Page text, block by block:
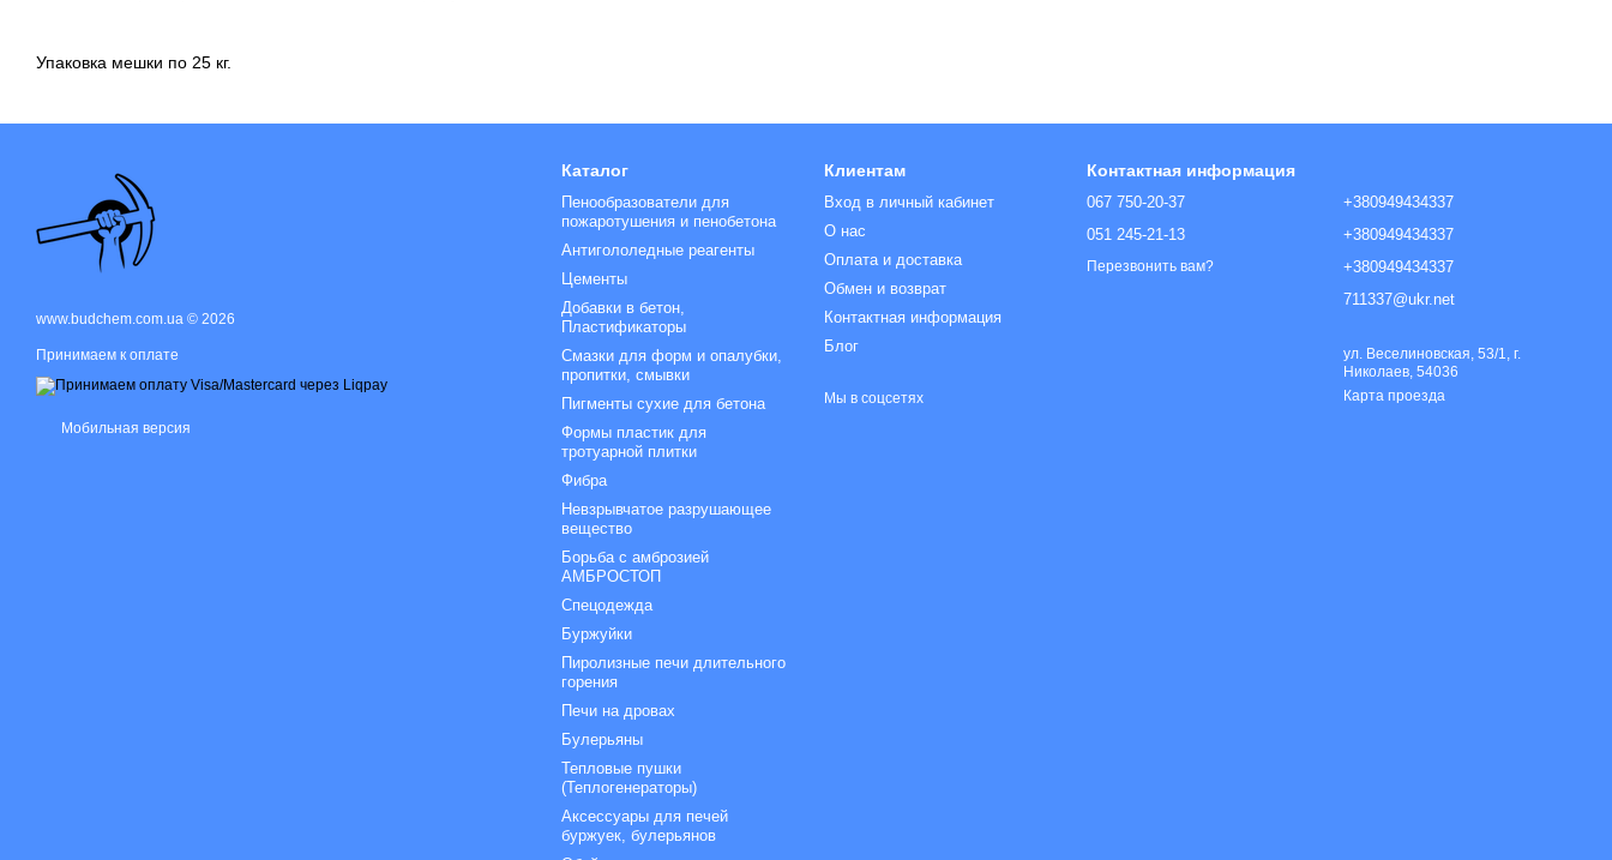
Упаковка мешки по 25 кг.
www.budchem.com.ua © 2026
Принимаем к оплате
Мобильная версия
Каталог
Пенообразователи для
пожаротушения и пенобетона
Антигололедные реагенты
Цементы
Добавки в бетон,
Пластификаторы
Смазки для форм и опалубки,
пропитки, смывки
Пигменты сухие для бетона
Формы пластик для
тротуарной плитки
Фибра
Невзрывчатое разрушающее
вещество
Борьба с амброзией
АМБРОСТОП
Спецодежда
Буржуйки
Пиролизные печи длительного
горения
Печи на дровах
Булерьяны
Тепловые пушки
(Теплогенераторы)
Аксессуары для печей
буржуек, булерьянов
Клиентам
Вход в личный кабинет
О нас
Оплата и доставка
Обмен и возврат
Контактная информация
Блог
Мы в соцсетях
Контактная информация
067 750-20-37
051 245-21-13
Перезвонить вам?
+380949434337
+380949434337
+380949434337
711337@ukr.net
ул. Веселиновская, 53/1, г.
Николаев, 54036
Карта проезда